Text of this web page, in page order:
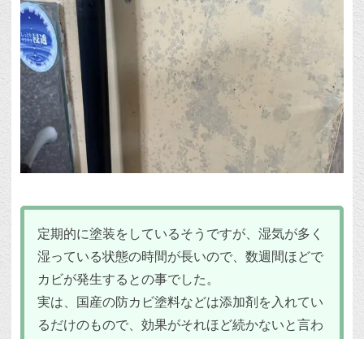
定期的に塗装をしているそうですが、湿気が多く
湿っている状態の時間が長いので、数週間ほどで
カビが発生するとの事でした。
実は、国産の防カビ塗料などは添加剤を入れてい
るだけのもので、効果がそれほど続かないと言わ